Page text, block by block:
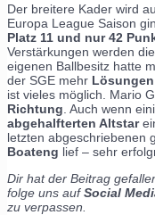
Der breitere Kader wird
Europa League Saison
Platz 11 und nur 42
Verstärkungen werden
eigenen Ballbesitz hatte
der SGE mehr
ist vieles möglich. Mario
Richtung . Auch wenn
abgehalfterten Altstar
letzten abgeschriebenen
Boateng lief – sehr
Dir hat der Beitrag
folge uns aufSocial
zu verpassen.